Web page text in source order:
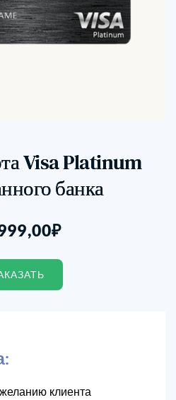
Visa Platinum
банка
₽
клиента